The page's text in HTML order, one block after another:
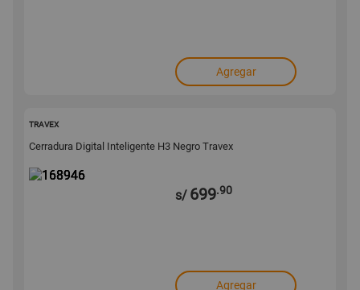
Agregar
TRAVEX
Cerradura Digital Inteligente H3 Negro Travex
s/ 699.90
Agregar